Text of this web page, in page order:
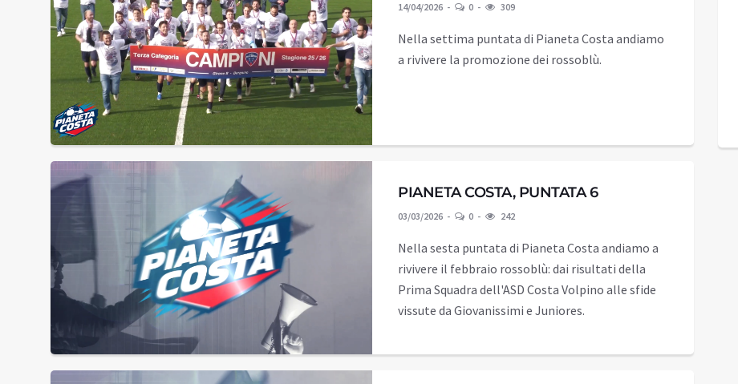
14/04/2026 0 309
Nella settima puntata di Pianeta Costa andiamo
a rivivere la promozione dei rossoblù.
PIANETA COSTA, PUNTATA 6
03/03/2026 0 242
Nella sesta puntata di Pianeta Costa andiamo a
rivivere il febbraio rossoblù: dai risultati della
Prima Squadra dell'ASD Costa Volpino alle sfide
vissute da Giovanissimi e Juniores.